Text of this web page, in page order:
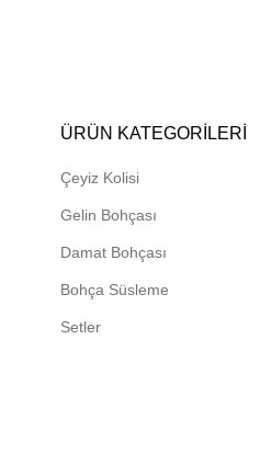
ÜRÜN KATEGORILERI
Çeyiz Kolisi
Gelin Bohçası
Damat Bohçası
Bohça Süsleme
Setler